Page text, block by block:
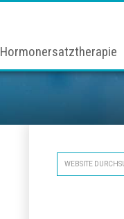
Hormonersatztherapie
Website
durchsuchen…